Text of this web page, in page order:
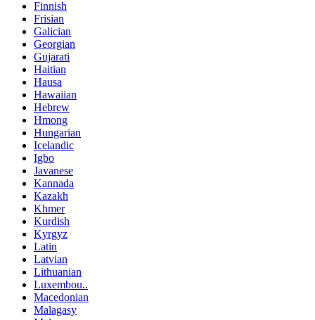
Finnish
Frisian
Galician
Georgian
Gujarati
Haitian
Hausa
Hawaiian
Hebrew
Hmong
Hungarian
Icelandic
Igbo
Javanese
Kannada
Kazakh
Khmer
Kurdish
Kyrgyz
Latin
Latvian
Lithuanian
Luxembou..
Macedonian
Malagasy